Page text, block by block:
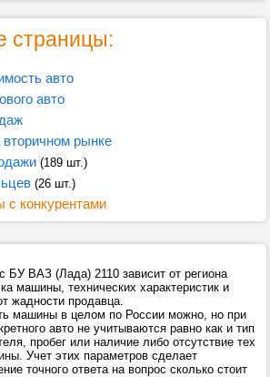
страницы:
авто
авто
рынке
(189 шт.)
(26 шт.)
с конкурентами
БУ ВАЗ (Лада) 2110 зависит от региона
машины, технических характеристик и
жадности продавца.
машины в целом по России можно, но при
авто не учитываются равно как и тип
пробег или наличие либо отсутствие тех
Учет этих параметров сделает
точного ответа на вопрос сколько стоит